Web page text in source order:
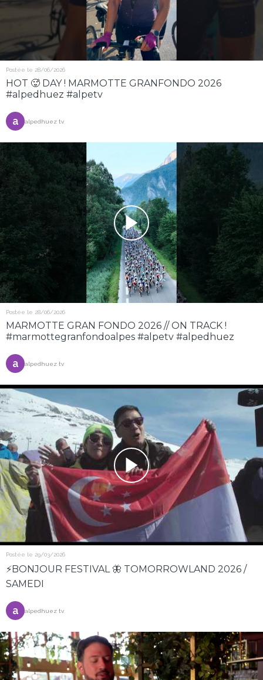
Postée le 28/06/2026
HOT 🥵 DAY ! MARMOTTE GRANFONDO 2026
#alpedhuez #alpetv
a alpedhuez tv
Postée le 28/06/2026
MARMOTTE GRAN FONDO 2026 // ON TRACK !
#marmottegranfondoalpes #alpetv #alpedhuez
a alpedhuez tv
Postée le 29/03/2026
⚡️BONJOUR FESTIVAL 🦋 TOMORROWLAND 2026 /
SAMEDI
a alpedhuez tv